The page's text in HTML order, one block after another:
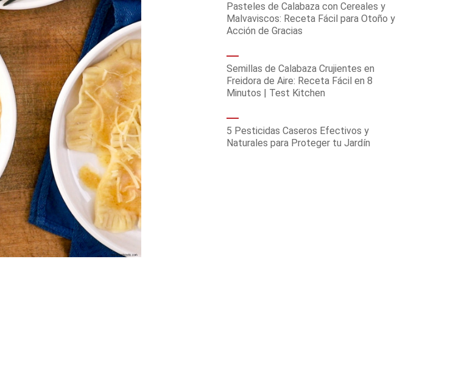
Pasteles de Calabaza con Cereales y
Malvaviscos: Receta Fácil para Otoño y
Acción de Gracias
Semillas de Calabaza Crujientes en
Freidora de Aire: Receta Fácil en 8
Minutos | Test Kitchen
5 Pesticidas Caseros Efectivos y
Naturales para Proteger tu Jardín